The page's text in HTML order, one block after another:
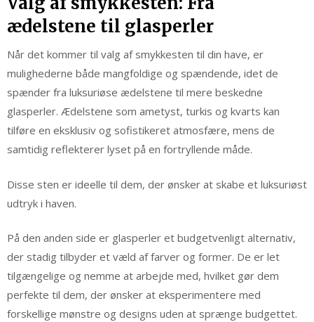
ædelstene til glasperler
Når det kommer til valg af smykkesten til din have, er
mulighederne både mangfoldige og spændende, idet de
spænder fra luksuriøse ædelstene til mere beskedne
glasperler. Ædelstene som ametyst, turkis og kvarts kan
tilføre en eksklusiv og sofistikeret atmosfære, mens de
samtidig reflekterer lyset på en fortryllende måde.
Disse sten er ideelle til dem, der ønsker at skabe et luksuriøst
udtryk i haven.
På den anden side er glasperler et budgetvenligt alternativ,
der stadig tilbyder et væld af farver og former. De er let
tilgængelige og nemme at arbejde med, hvilket gør dem
perfekte til dem, der ønsker at eksperimentere med
forskellige mønstre og designs uden at sprænge budgettet.